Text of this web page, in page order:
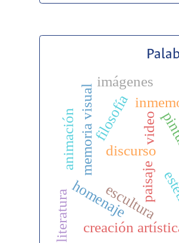
paisaje
video
escultura
discurso
creación
homenaje
filosofía
memoria visual
animación
imágenes
literatura